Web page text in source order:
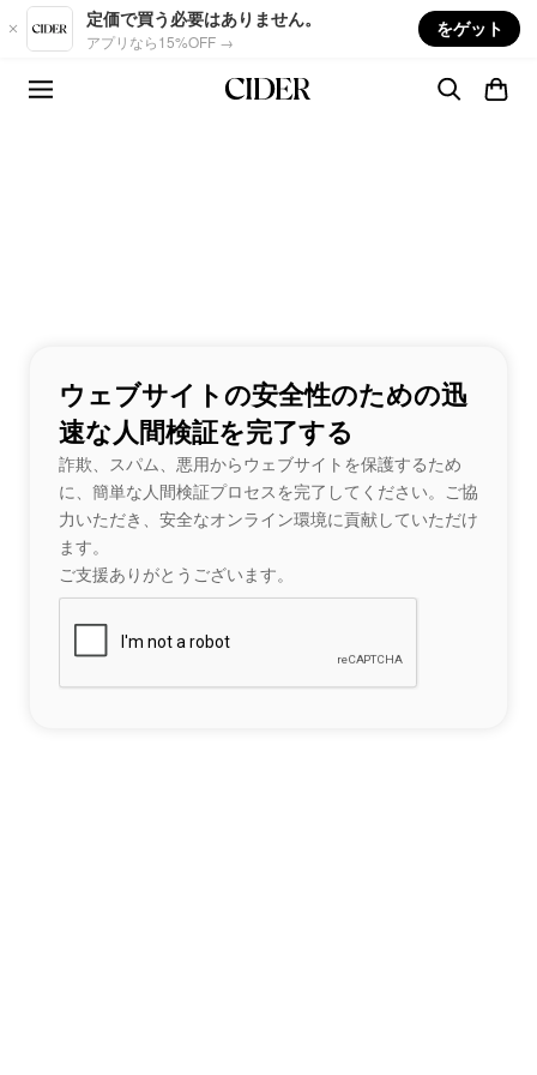
Skip to main content
定価で買う必要はありません。
アプリなら15%OFF →
をゲット
ウェブサイトの安全性のための迅
速な人間検証を完了する
詐欺、スパム、悪用からウェブサイトを保護するため
に、簡単な人間検証プロセスを完了してください。ご協
力いただき、安全なオンライン環境に貢献していただけ
ます。
ご支援ありがとうございます。